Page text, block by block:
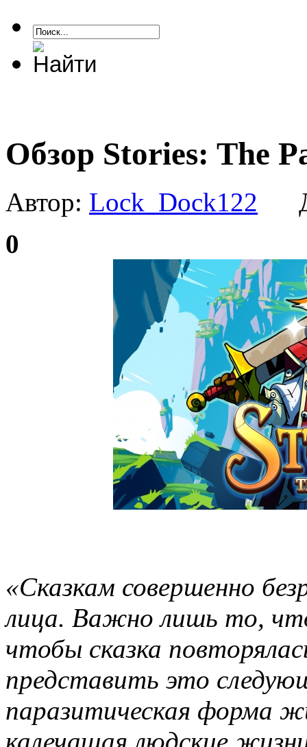
Обзор Stories: The
Автор: Lock_Dock122
0
«Сказкам совершенно
лица. Важно лишь то,
чтобы сказка
представить это
паразитическая форма